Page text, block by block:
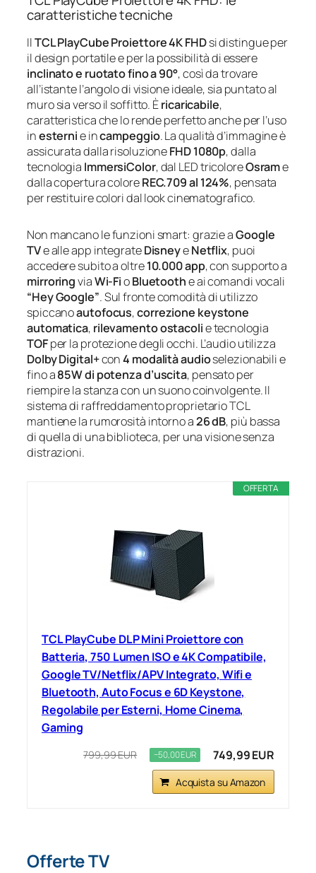
caratteristiche tecniche
IlTCL PlayCube Proiettore 4K FHDsi distingue per
il design portatile e per la possibilità di essere
inclinato e ruotato fino a 90°, così da trovare
all’istante l’angolo di visione ideale, sia puntato al
muro sia verso il soffitto. Èricaricabile,
caratteristica che lo rende perfetto anche per l’uso
inesternie incampeggio. La qualità d’immagine è
assicurata dalla risoluzioneFHD 1080p, dalla
tecnologia ImmersiColor, dal LED tricoloreOsrame
dalla copertura coloreREC.709 al 124%, pensata
per restituire colori dal look cinematografico.
Non mancano le funzioni smart: grazie aGoogle
TVe alle app integrateDisneyeNetflix, puoi
accedere subito a oltre10.000 app, con supporto a
mirroringviaWi‑FioBluetoothe ai comandi vocali
“Hey Google”. Sul fronte comodità di utilizzo
spiccanoautofocus,correzione keystone
automatica, rilevamento ostacolie tecnologia
TOFper la protezione degli occhi. L’audio utilizza
Dolby Digital+con4 modalità audioselezionabili e
fino a85W di potenza d’uscita, pensato per
riempire la stanza con un suono coinvolgente. Il
sistema di raffreddamento proprietario TCL
mantiene la rumorosità intorno a26 dB, più bassa
di quella di una biblioteca, per una visione senza
distrazioni.
OFFERTA
TCL PlayCube DLP Mini Proiettore con
Batteria, 750 Lumen ISO e 4K Compatibile,
Google TV/Netflix/APV Integrato, Wifi e
Bluetooth, Auto Focus e 6D Keystone,
Regolabile per Esterni, Home Cinema,
Gaming
799,99 EUR −50,00 EUR 749,99 EUR
Acquista su Amazon
Offerte TV